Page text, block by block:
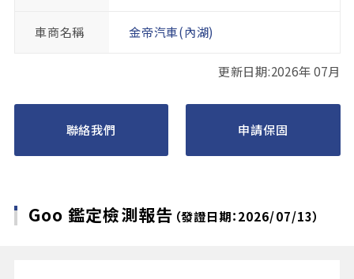
車商名稱 金帝汽車(內湖)
更新日期:2026年 07月
聯絡我們 申請保固
Goo 鑑定檢測報告 （發證日期：2026/07/13）